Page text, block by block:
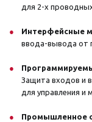
для 2-х
Интерфейсные
ввода-вывода от
Защита входов и
для управления и
Промышленное